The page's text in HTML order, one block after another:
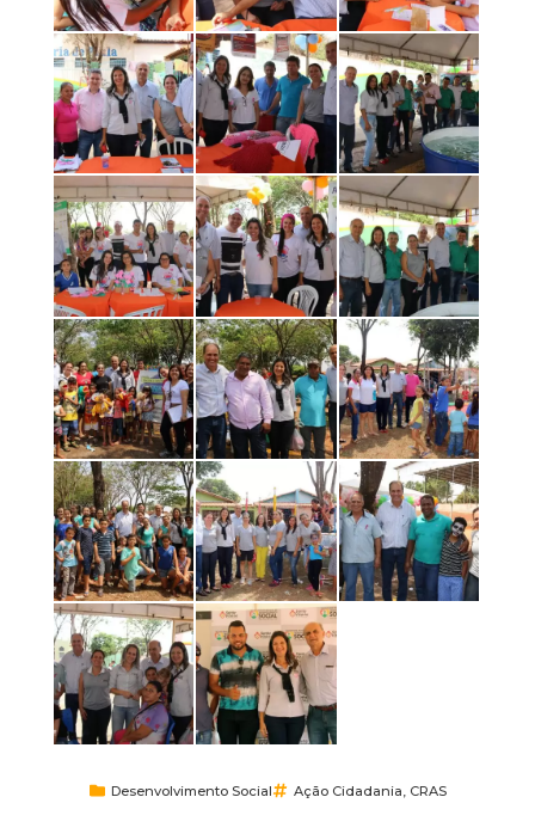
Desenvolvimento Social Ação Cidadania CRAS